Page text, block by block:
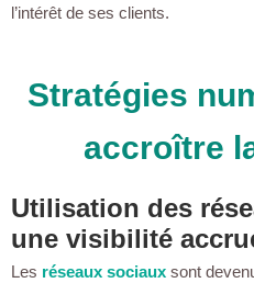
l’intérêt de ses clients.
Stratégies
accroître
Utilisation des
une visibilité
Les réseaux sociaux sont